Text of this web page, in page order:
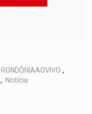
RONDÔNIAAOVIVO ,
, Notícia